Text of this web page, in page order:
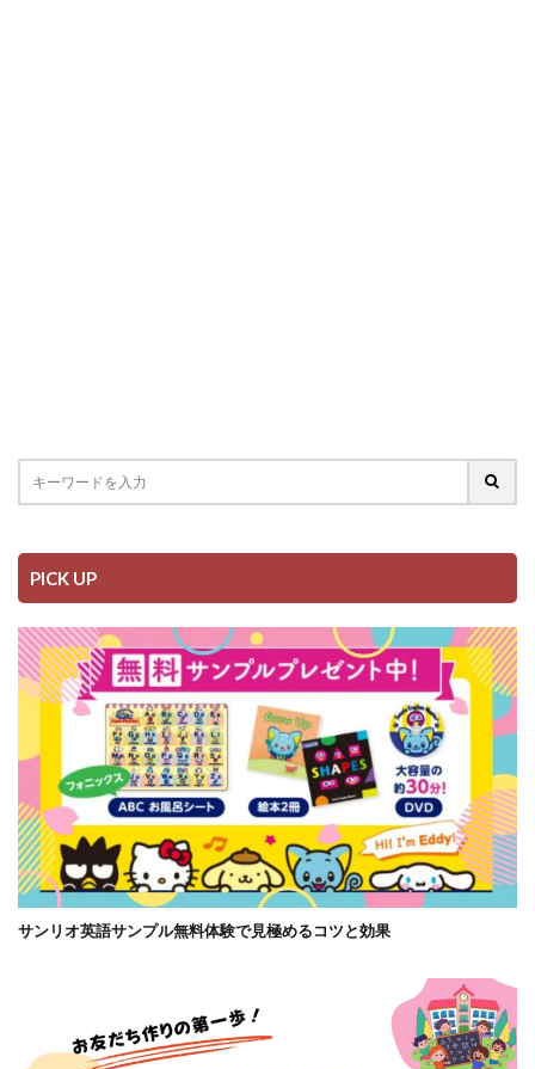
PICK UP
サンリオ英語サンプル無料体験で見極めるコツと効果